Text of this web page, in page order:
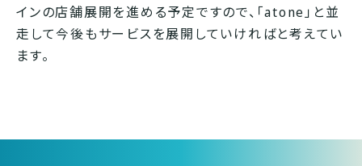
インの店舗展開を進める予定ですので、「atone」と並
走して今後もサービスを展開していければと考えてい
ます。